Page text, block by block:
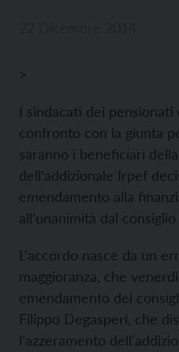
>
I sindacati dei pensionati
confronto con la giunta
saranno i beneficiari
dell’addizionale Irpef
emendamento alla
all’unanimità dal
L’accordo nasce da un
maggioranza, che
emendamento del
Filippo Degasperi, che
l’azzeramento